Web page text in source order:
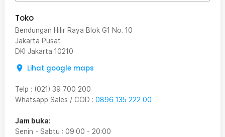
Toko
Bendungan Hilir Raya Blok G1 No. 10
Jakarta Pusat
DKI Jakarta 10210
Lihat google maps
Telp : (021) 39 700 200
Whatsapp Sales / COD : 0896 135 222 00
Jam buka:
Senin - Sabtu : 09:00 - 20:00